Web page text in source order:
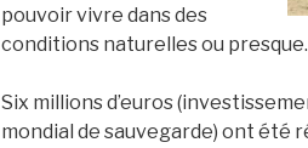
pouvoir vivre dans des
conditions naturelles ou
Six millions d’euros
mondial de sauvegarde) ont été